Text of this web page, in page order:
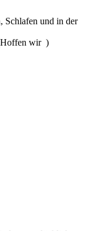
Schlafen und in der
wir )